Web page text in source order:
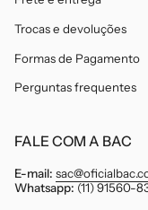
Trocas e devoluções
Formas de Pagamento
Perguntas frequentes
FALE COM A BAC
E-mail:
Whatsapp: (11) 91560-